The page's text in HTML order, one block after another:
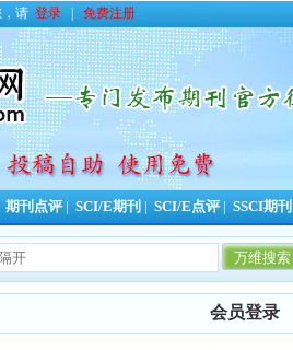
请 登录 免费注册
期刊点评 SCI/E期刊 SCI/E点评 SSCI期刊
会员登录